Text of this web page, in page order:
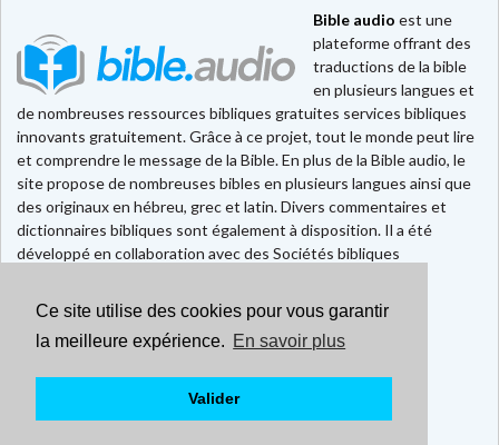
Ce site utilise des cookies pour vous garantir
la meilleure expérience. En savoir plus
Valider
Bible audio est une
plateforme offrant des
traductions de la bible
en plusieurs langues et
de nombreuses ressources bibliques gratuites services bibliques
innovants gratuitement. Grâce à ce projet, tout le monde peut lire
et comprendre le message de la Bible. En plus de la Bible audio, le
site propose de nombreuses bibles en plusieurs langues ainsi que
des originaux en hébreu, grec et latin. Divers commentaires et
dictionnaires bibliques sont également à disposition. Il a été
développé en collaboration avec des Sociétés bibliques
Faire un don
Contact